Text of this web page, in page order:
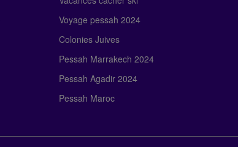
Voyage pessah 2024
Colonies Juives
Pessah Marrakech 2024
Pessah Agadir 2024
Pessah Maroc